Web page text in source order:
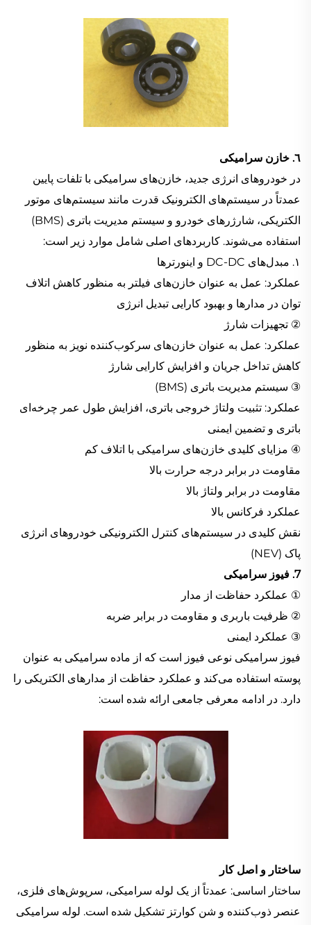
٦. خازن سرامیکی
در خودروهای انرژی جدید، خازن‌های سرامیکی با تلفات پایین
عمدتاً در سیستم‌های الکترونیک قدرت مانند سیستم‌های موتور
الکتریکی، شارژرهای خودرو و سیستم مدیریت باتری (BMS)
استفاده می‌شوند. کاربردهای اصلی شامل موارد زیر است:
١. مبدل‌های DC-DC و اینورترها
عملکرد: عمل به عنوان خازن‌های فیلتر به منظور کاهش اتلاف
توان در مدارها و بهبود کارایی تبدیل انرژی
② تجهیزات شارژ
عملکرد: عمل به عنوان خازن‌های سرکوب‌کننده نویز به منظور
کاهش تداخل جریان و افزایش کارایی شارژ
③ سیستم مدیریت باتری (BMS)
عملکرد: تثبیت ولتاژ خروجی باتری، افزایش طول عمر چرخه‌ای
باتری و تضمین ایمنی
④ مزایای کلیدی خازن‌های سرامیکی با اتلاف کم
مقاومت در برابر درجه حرارت بالا
مقاومت در برابر ولتاژ بالا
عملکرد فرکانس بالا
نقش کلیدی در سیستم‌های کنترل الکترونیکی خودروهای انرژی
پاک (NEV)
7. فیوز سرامیکی
① عملکرد حفاظت از مدار
② ظرفیت باربری و مقاومت در برابر ضربه
③ عملکرد ایمنی
فیوز سرامیکی نوعی فیوز است که از ماده سرامیکی به عنوان
پوسته استفاده می‌کند و عملکرد حفاظت از مدارهای الکتریکی را
دارد. در ادامه معرفی جامعی ارائه شده است:
ساختار و اصل کار
ساختار اساسی: عمدتاً از یک لوله سرامیکی، سرپوش‌های فلزی،
عنصر ذوب‌کننده و شن کوارتز تشکیل شده است. لوله سرامیکی